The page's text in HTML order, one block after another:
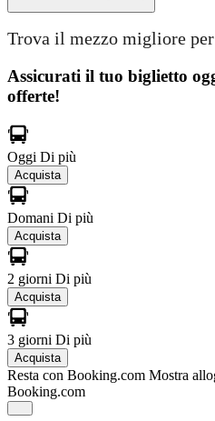
Trova il mezzo migliore
Assicurati il ​​tuo biglietto
offerte!
Oggi Di più
Acquista
Domani Di più
Acquista
2 giorni Di più
Acquista
3 giorni Di più
Acquista
Resta con Booking.com Mostra
Booking.com